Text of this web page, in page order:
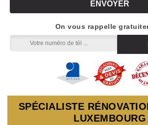
On vous rappelle
SPÉCIALISTE
LUXEMBOURG